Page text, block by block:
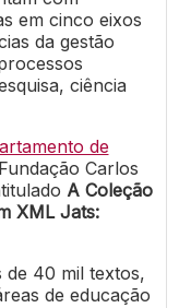
em cinco eixos
da gestão
ciência
de
Carlos
A Coleção
XML Jats:
de 40 mil textos,
de educação